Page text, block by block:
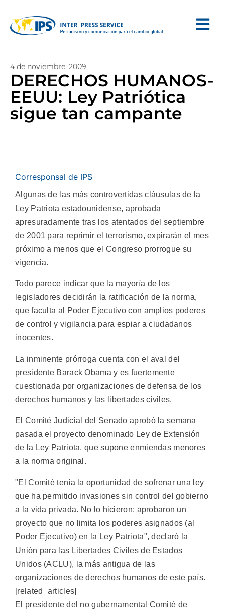
4 de noviembre, 2009
DERECHOS HUMANOS-
EEUU: Ley Patriótica
sigue tan campante
Corresponsal de IPS
Algunas de las más controvertidas cláusulas de la
Ley Patriota estadounidense, aprobada
apresuradamente tras los atentados del septiembre
de 2001 para reprimir el terrorismo, expirarán el mes
próximo a menos que el Congreso prorrogue su
vigencia.
Todo parece indicar que la mayoría de los
legisladores decidirán la ratificación de la norma,
que faculta al Poder Ejecutivo con amplios poderes
de control y vigilancia para espiar a ciudadanos
inocentes.
La inminente prórroga cuenta con el aval del
presidente Barack Obama y es fuertemente
cuestionada por organizaciones de defensa de los
derechos humanos y las libertades civiles.
El Comité Judicial del Senado aprobó la semana
pasada el proyecto denominado Ley de Extensión
de la Ley Patriota, que supone enmiendas menores
a la norma original.
"El Comité tenía la oportunidad de sofrenar una ley
que ha permitido invasiones sin control del gobierno
a la vida privada. No lo hicieron: aprobaron un
proyecto que no limita los poderes asignados (al
Poder Ejecutivo) en la Ley Patriota", declaró la
Unión para las Libertades Civiles de Estados
Unidos (ACLU), la más antigua de las
organizaciones de derechos humanos de este país.
[related_articles]
El presidente del no gubernamental Comité de